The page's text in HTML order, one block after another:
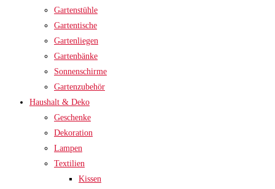
Gartenstühle
Gartentische
Gartenliegen
Gartenbänke
Sonnenschirme
Gartenzubehör
Haushalt & Deko
Geschenke
Dekoration
Lampen
Textilien
Kissen